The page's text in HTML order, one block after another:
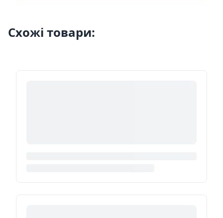
Схожі товари: